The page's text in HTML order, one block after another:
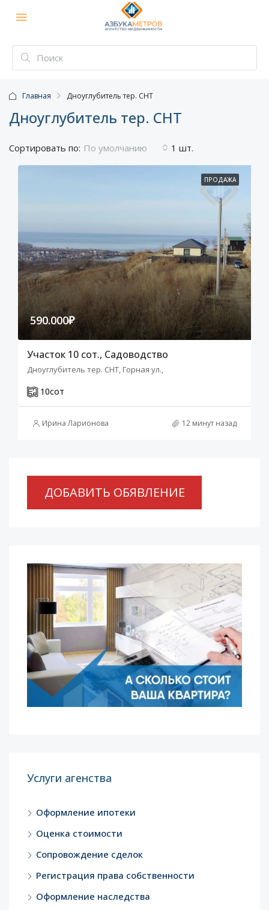
Главная Дноуглубитель тер. СНТ
Дноуглубитель тер. СНТ
1 шт.
Сортировать по: По умолчанию
ПРОДАЖА
590.000₽
Участок 10 сот., Садоводство
Дноуглубитель тер. СНТ, Горная ул.,
10сот
Ирина Ларионова 12 минут назад
ДОБАВИТЬ ОБЯВЛЕНИЕ
Услуги агенства
Оформление ипотеки
Оценка стоимости
Сопровождение сделок
Регистрация права собственности
Оформление наследства